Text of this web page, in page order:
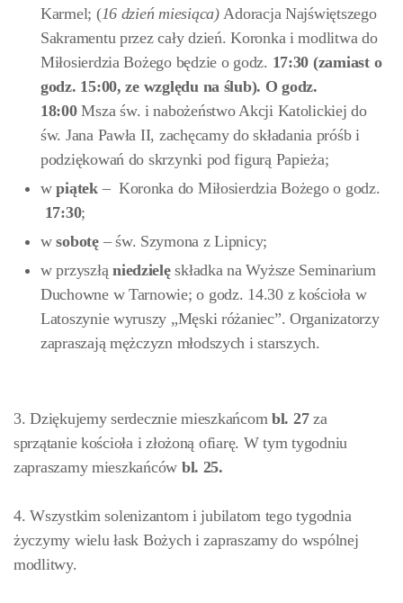
Karmel; (16 dzień miesiąca)Adoracja Najświętszego
Sakramentu przez cały dzień. Koronka i modlitwa do
Miłosierdzia Bożego będzie o godz. 17:30 (zamiast o
godz. 15:00, ze względu na ślub). O godz.
18:00Msza św. i nabożeństwo Akcji Katolickiej do
św. Jana Pawła II, zachęcamy do składania próśb i
podziękowań do skrzynki pod figurą Papieża;
wpiątek – Koronka do Miłosierdzia Bożego o godz.
17:30;
wsobotę– św. Szymona z Lipnicy;
w przyszłąniedzielęskładka na Wyższe Seminarium
Duchowne w Tarnowie; o godz. 14.30 z kościoła w
Latoszynie wyruszy „Męski różaniec”. Organizatorzy
zapraszają mężczyzn młodszych i starszych.
3. Dziękujemy serdecznie mieszkańcombl. 27za
sprzątanie kościoła i złożoną ofiarę. W tym tygodniu
zapraszamy mieszkańców bl. 25.
4. Wszystkim solenizantom i jubilatom tego tygodnia
życzymy wielu łask Bożych i zapraszamy do wspólnej
modlitwy.